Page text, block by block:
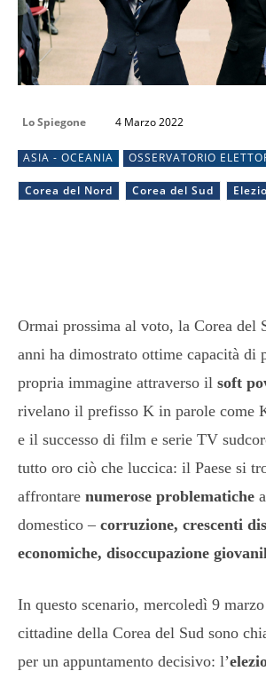
Lo Spiegone 4 Marzo 2022
ASIA - OCEANIA OSSERVATORIO
Corea del Nord Corea del Sud
Ormai prossima al voto, la Corea del
anni ha dimostrato ottime capacità di
propria immagine attraverso il soft
rivelano il prefisso K in parole come
e il successo di film e serie TV
tutto oro ciò che luccica: il Paese si
affrontare numerose problematiche
domestico – corruzione, crescenti
economiche, disoccupazione
In questo scenario, mercoledì 9
cittadine della Corea del Sud sono
per un appuntamento decisivo: l’